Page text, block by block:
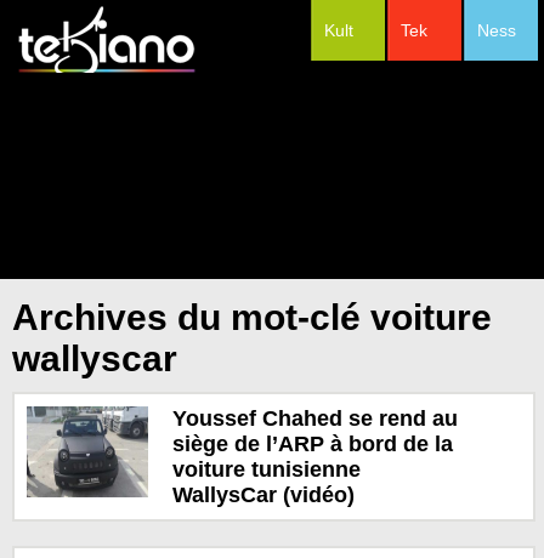
Ness
Tek
Kult
Archives du mot-clé voiture
wallyscar
Youssef Chahed se rend au
siège de l’ARP à bord de la
voiture tunisienne
WallysCar (vidéo)